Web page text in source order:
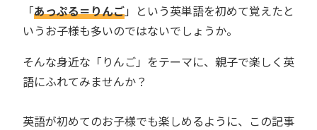
「あっぷる＝りんご」という英単語を初めて覚えたと
いうお子様も多いのではないでしょうか。
そんな身近な「りんご」をテーマに、親子で楽しく英
語にふれてみませんか？
英語が初めてのお子様でも楽しめるように、この記事